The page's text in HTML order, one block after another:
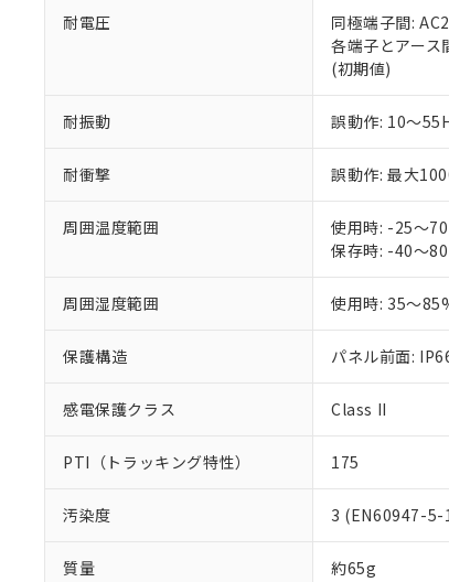
耐電圧
同極端子間:
各端子とアー
(初期値)
耐振動 誤動作: 10～
耐衝撃 誤動作: 最大
周囲温度範囲
使用時: -25～
保存時: -40～
周囲湿度範囲 使用時: 35～
保護構造 パネル前面:
感電保護クラス Class II
PTI（トラッキング特性） 175
汚染度 3 (EN60947-5-
質量 約65g
オムロ
在庫
マイパ
てい
お客様
が、当
※当社
いる法
※2 対応予
部品在庫の
※3 非含有
下記の非含
EU RoHS指
51物質の非
また、
混在するこ
既に当社に
り割愛して
※2 環境保
「ｅ」：有
味します。
「－」：未
当社は
また当
たしま
－